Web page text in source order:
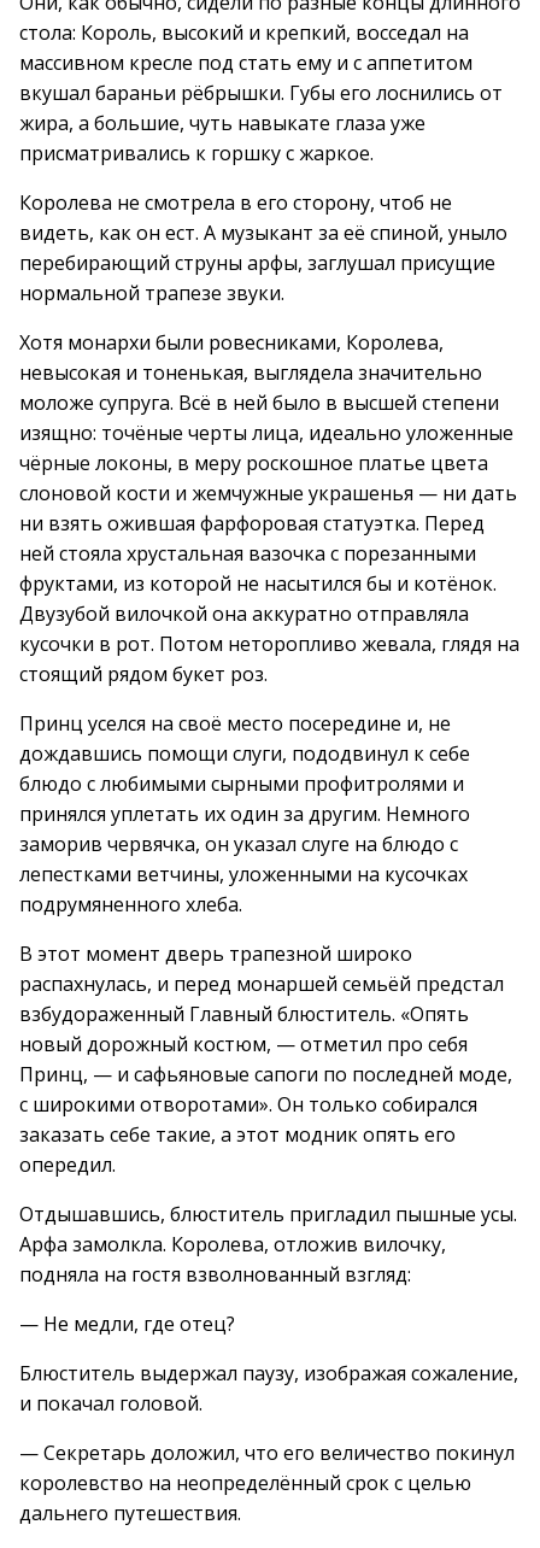
стола: Король, высокий и крепкий, восседал на
массивном кресле под стать ему и с аппетитом
вкушал бараньи рёбрышки. Губы его лоснились от
жира, а большие, чуть навыкате глаза уже
присматривались к горшку с жаркое.
Королева не смотрела в его сторону, чтоб не
видеть, как он ест. А музыкант за её спиной, уныло
перебирающий струны арфы, заглушал присущие
нормальной трапезе звуки.
Хотя монархи были ровесниками, Королева,
невысокая и тоненькая, выглядела значительно
моложе супруга. Всё в ней было в высшей степени
изящно: точёные черты лица, идеально уложенные
чёрные локоны, в меру роскошное платье цвета
слоновой кости и жемчужные украшенья — ни дать
ни взять ожившая фарфоровая статуэтка. Перед
ней стояла хрустальная вазочка с порезанными
фруктами, из которой не насытился бы и котёнок.
Двузубой вилочкой она аккуратно отправляла
кусочки в рот. Потом неторопливо жевала, глядя на
стоящий рядом букет роз.
Принц уселся на своё место посередине и, не
дождавшись помощи слуги, пододвинул к себе
блюдо с любимыми сырными профитролями и
принялся уплетать их один за другим. Немного
заморив червячка, он указал слуге на блюдо с
лепестками ветчины, уложенными на кусочках
подрумяненного хлеба.
В этот момент дверь трапезной широко
распахнулась, и перед монаршей семьёй предстал
взбудораженный Главный блюститель. «Опять
новый дорожный костюм, — отметил про себя
Принц, — и сафьяновые сапоги по последней моде,
с широкими отворотами». Он только собирался
заказать себе такие, а этот модник опять его
опередил.
Отдышавшись, блюститель пригладил пышные усы.
Арфа замолкла. Королева, отложив вилочку,
подняла на гостя взволнованный взгляд:
— Не медли, где отец?
Блюститель выдержал паузу, изображая сожаление,
и покачал головой.
— Секретарь доложил, что его величество покинул
королевство на неопределённый срок с целью
дальнего путешествия.